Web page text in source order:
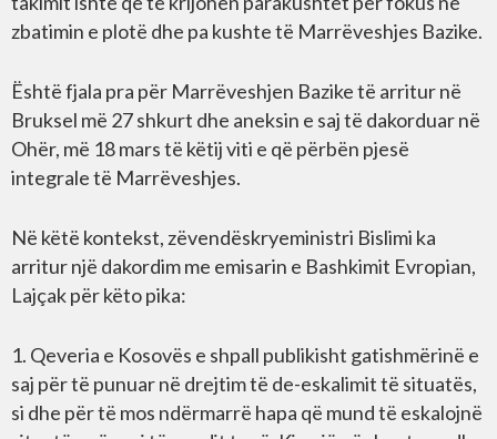
zbatimin e plotë dhe pa kushte të Marrëveshjes Bazike.
Është fjala pra për Marrëveshjen Bazike të arritur në
Bruksel më 27 shkurt dhe aneksin e saj të dakorduar në
Ohër, më 18 mars të këtij viti e që përbën pjesë
integrale të Marrëveshjes.
Në këtë kontekst, zëvendëskryeministri Bislimi ka
arritur një dakordim me emisarin e Bashkimit Evropian,
Lajçak për këto pika:
1. Qeveria e Kosovës e shpall publikisht gatishmërinë e
saj për të punuar në drejtim të de-eskalimit të situatës,
si dhe për të mos ndërmarrë hapa që mund të eskalojnë